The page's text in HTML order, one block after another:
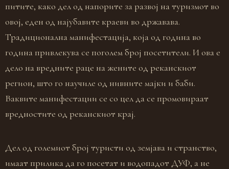
питите, како дел од напорите за развој на туризмот во
овој, еден од најубавите краеви во државава.
Традиционална манифестација, која од година во
година привлекува се поголем број посетители. И ова е
дело на вредните раце на жените од реканскиот
регион, што го научиле од нивните мајки и баби.
Ваквите манифестации се со цел да се промовираат
вредностите од реканскиот крај.
Дел од големиот број туристи од земјава и странство,
имаат прилика да го посетат и водопадот ДУФ, а не